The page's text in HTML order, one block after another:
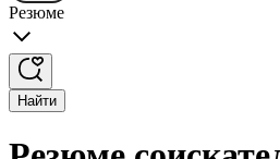
Резюме
Найти